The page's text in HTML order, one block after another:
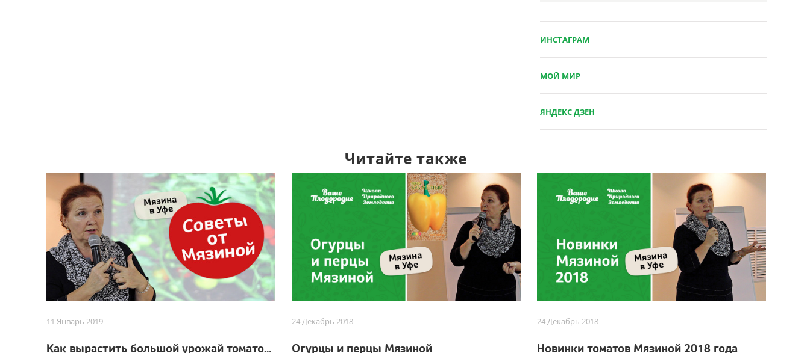
ИНСТАГРАМ
МОЙ МИР
ЯНДЕКС ДЗЕН
Читайте также
11 Январь 2019
Как вырастить большой урожай томатов. Советы от Мязиной
24 Декабрь 2018
Огурцы и перцы Мязиной
24 Декабрь 2018
Новинки томатов Мязиной 2018 года